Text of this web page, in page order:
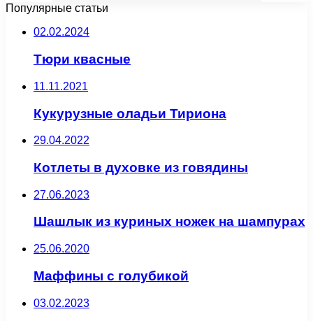
Популярные статьи
02.02.2024
Тюри квасные
11.11.2021
Кукурузные оладьи Тириона
29.04.2022
Котлеты в духовке из говядины
27.06.2023
Шашлык из куриных ножек на шампурах
25.06.2020
Маффины с голубикой
03.02.2023